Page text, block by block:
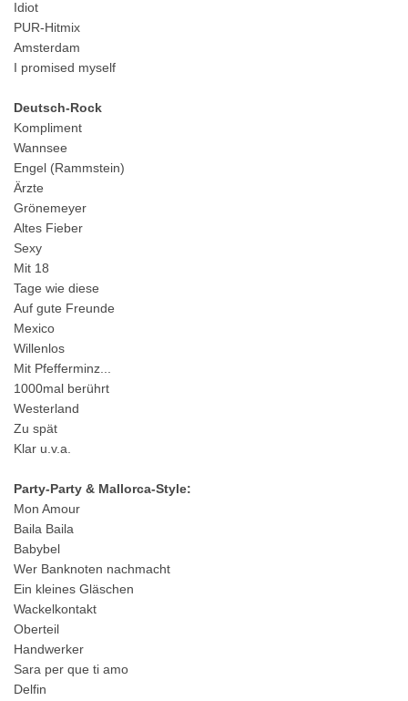
Idiot
PUR-Hitmix
Amsterdam
I promised myself
Deutsch-Rock
Kompliment
Wannsee
Engel (Rammstein)
Ärzte
Grönemeyer
Altes Fieber
Sexy
Mit 18
Tage wie diese
Auf gute Freunde
Mexico
Willenlos
Mit Pfefferminz...
1000mal berührt
Westerland
Zu spät
Klar u.v.a.
Party-Party & Mallorca-Style:
Mon Amour
Baila Baila
Babybel
Wer Banknoten nachmacht
Ein kleines Gläschen
Wackelkontakt
Oberteil
Handwerker
Sara per que ti amo
Delfin